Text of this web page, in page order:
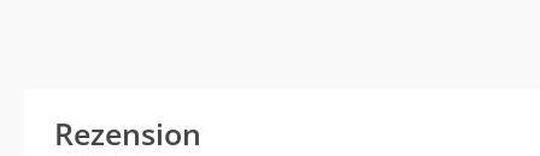
Rezension